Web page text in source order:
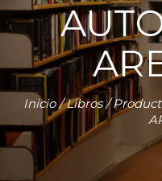
Inicio/Libros/